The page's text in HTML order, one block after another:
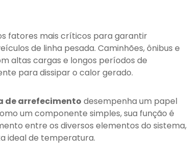
fatores mais críticos para garantir
de linha pesada. Caminhões, ônibus e
altas cargas e longos períodos de
para dissipar o calor gerado.
de arrefecimento desempenha um papel
um componente simples, sua função é
entre os diversos elementos do sistema,
ideal de temperatura.